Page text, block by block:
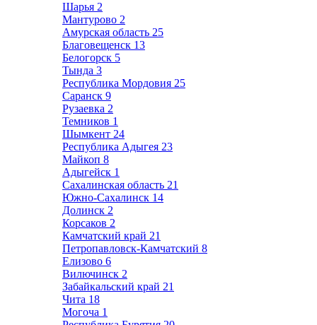
Шарья 2
Мантурово 2
Амурская область 25
Благовещенск 13
Белогорск 5
Тында 3
Республика Мордовия 25
Саранск 9
Рузаевка 2
Темников 1
Шымкент 24
Республика Адыгея 23
Майкоп 8
Адыгейск 1
Сахалинская область 21
Южно-Сахалинск 14
Долинск 2
Корсаков 2
Камчатский край 21
Петропавловск-Камчатский 8
Елизово 6
Вилючинск 2
Забайкальский край 21
Чита 18
Могоча 1